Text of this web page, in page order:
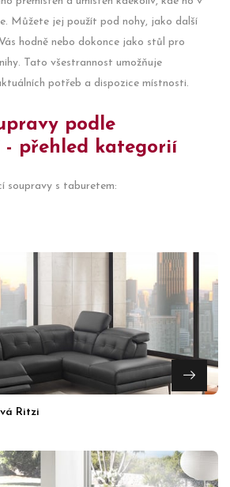
Můžete jej použít pod nohy, jako další
hodně nebo dokonce jako stůl pro
Tato všestrannost umožňuje
potřeb a dispozice místnosti.
podle
- přehled kategorií
soupravy s taburetem:
Ritzi